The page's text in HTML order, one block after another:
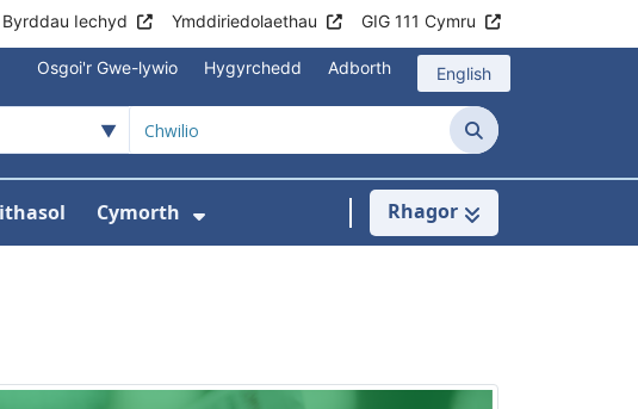
Byrddau Iechyd Ymddiriedolaethau GIG 111 Cymru
Osgoi'r Gwe-lywio Hygyrchedd Adborth English
Chwilio
ar gyfer Gwasanaethau Llyfrgell
Cymorth
Dangos isddewislen ar gyfer
Rhagor